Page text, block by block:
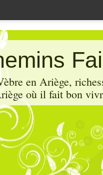
en Ariège,
où il fait bon